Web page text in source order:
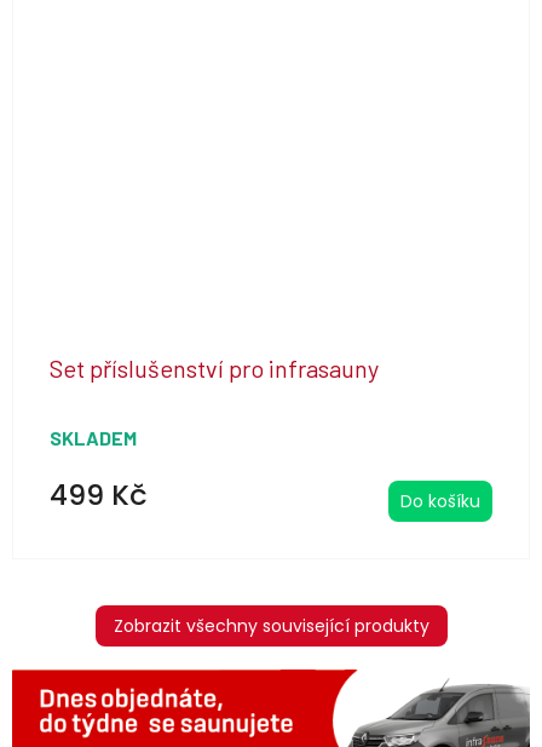
Set příslušenství pro infrasauny
SKLADEM
499 Kč Do košíku
Zobrazit všechny související produkty